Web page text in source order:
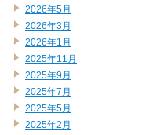
2026年5月
2026年3月
2026年1月
2025年11月
2025年9月
2025年7月
2025年5月
2025年2月